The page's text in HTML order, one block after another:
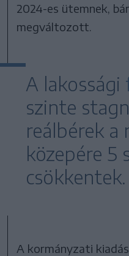
2024-es ütemnek,
megváltozott.
A lakossági
szinte
reálbérek a
közepére 5
csökkentek.
A kormányzati